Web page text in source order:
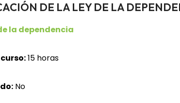
DE LA LEY DE LA
la dependencia
15 horas
No